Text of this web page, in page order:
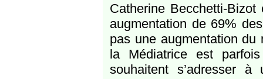
Catherine Becchetti-
augmentation de 69%
pas une augmentation
la Médiatrice est
souhaitent s’adresser